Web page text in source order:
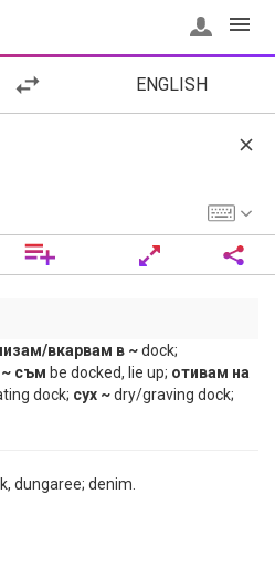
ENGLISH
вкарвам в ~dock;
~ съм be docked, lie up; отивам на
dock; сух ~dry/graving dock;
dungaree; denim.